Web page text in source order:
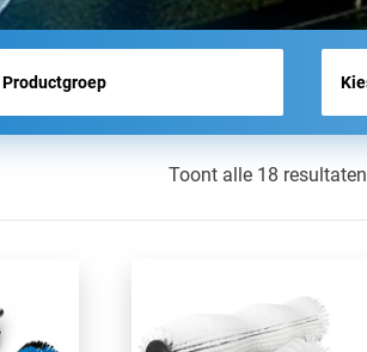
Toont alle 18 resultaten